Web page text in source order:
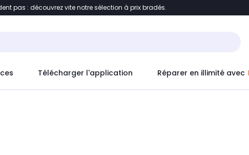
directement au pied de page Accéder directement
pas : découvrez vite notre sélection à prix bradés.
Télécharger l'application Réparer en illimité avec